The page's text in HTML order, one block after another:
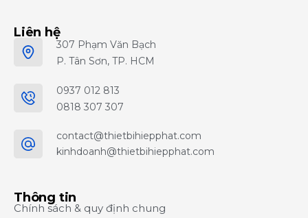
Liên hệ
307 Phạm Văn Bạch
P. Tân Sơn, TP. HCM
0937 012 813
0818 307 307
contact@thietbihiepphat.com
kinhdoanh@thietbihiepphat.com
Thông tin
Chính sách & quy định chung